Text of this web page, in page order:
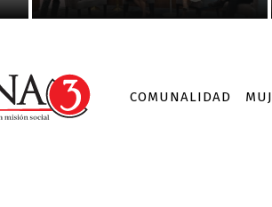
COMUNALIDAD